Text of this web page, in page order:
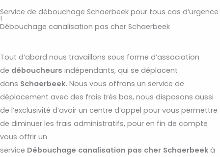
Service de débouchage Schaerbeek pour tous cas d’urgence
!
Débouchage canalisation pas cher Schaerbeek
Tout d’abord nous travaillons sous forme d’association
de déboucheurs indépendants, qui se déplacent
dans Schaerbeek. Nous vous offrons un service de
déplacement avec des frais très bas, nous disposons aussi
de l’exclusivité d’avoir un centre d’appel pour vous permettre
de diminuer les frais administratifs, pour en fin de compte
vous offrir un
service Débouchage canalisation pas cher Schaerbeek à